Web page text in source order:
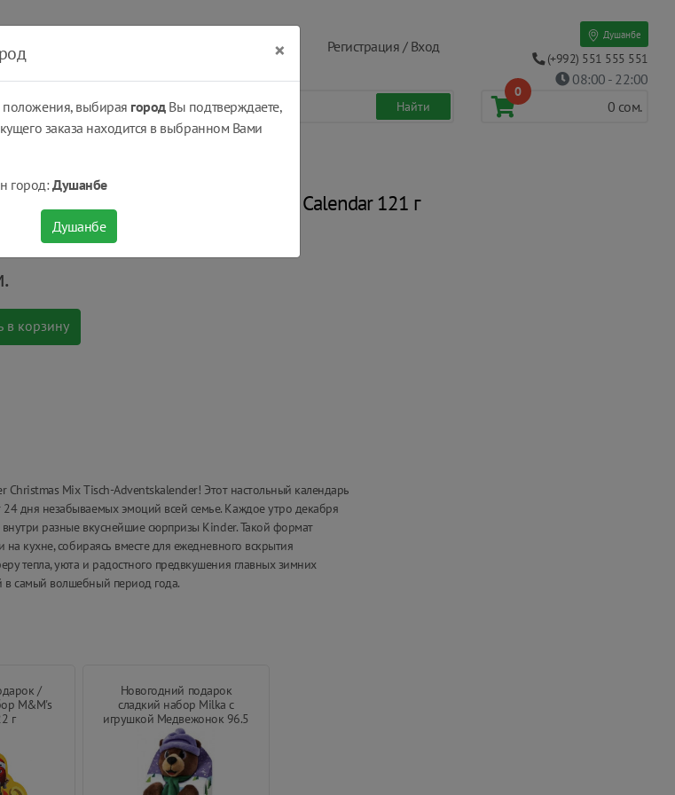
Регистрация / Вход
Душанбе
(+992) 551 555 551
08:00 - 22:00
0
0 сом.
Mix Advents Calendar 121 г
адвент календарь Kinder Mix Advents Calendar 121 г
шт
в корзину
Mix Tisch-Adventskalender! Этот настольный календарь
дня незабываемых эмоций всей семье. Каждое утро декабря
разные вкуснейшие сюрпризы Kinder. Такой формат
кухне, собираясь вместе для ежедневного вскрытия
тепла, уюта и радостного предвкушения главных зимних
самый волшебный период года.
/
M&M's
г
Новогодний подарок
сладкий набор Milka с
игрушкой Медвежонок 96.5
г
×
выбирая городВы подтверждаете,
заказа находится в выбранном Вами
город:Душанбе
Душанбе